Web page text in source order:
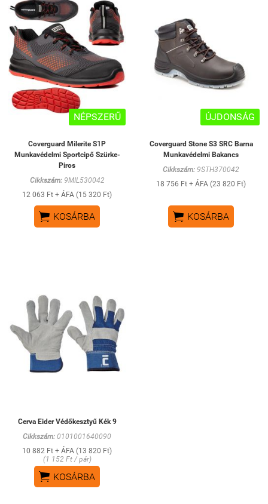
NÉPSZERŰ
Coverguard Milerite S1P
Munkavédelmi Sportcipő Szürke-
Piros
Cikkszám:9MIL530042
12 063 Ft + ÁFA (15 320 Ft)
 KOSÁRBA
ÚJDONSÁG
Coverguard Stone S3 SRC Barna
Munkavédelmi Bakancs
Cikkszám: 9STH370042
18 756 Ft + ÁFA (23 820 Ft)
 KOSÁRBA
Cerva Eider Védőkesztyű Kék 9
Cikkszám: 0101001640090
10 882 Ft + ÁFA (13 820 Ft)
(1 152 Ft / pár)
 KOSÁRBA